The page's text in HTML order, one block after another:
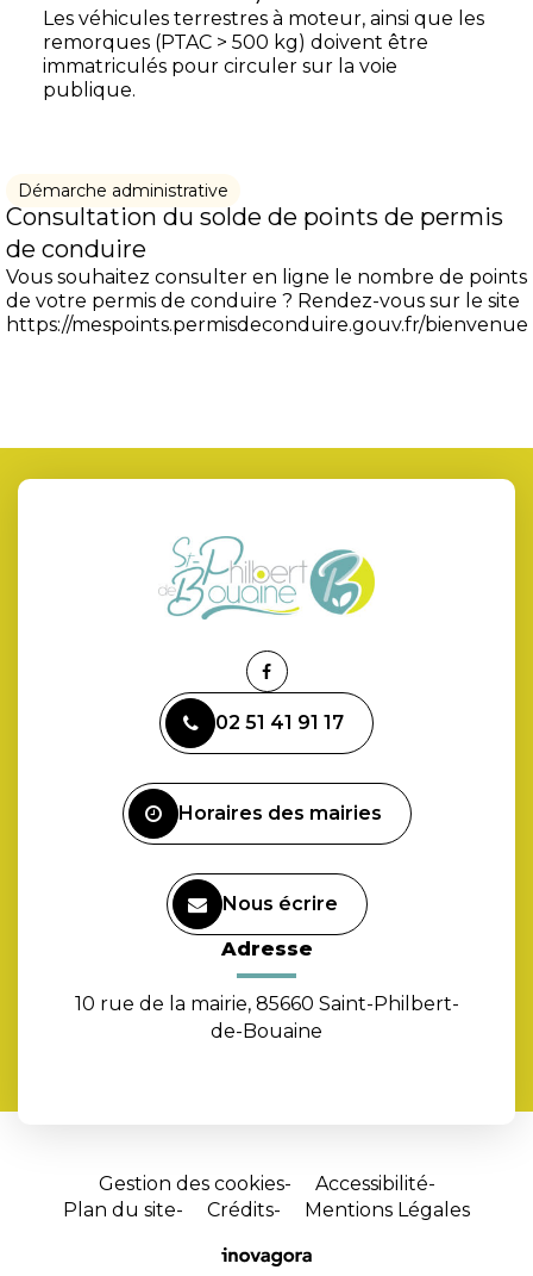
Les véhicules terrestres à moteur, ainsi que les
remorques (PTAC > 500 kg) doivent être
immatriculés pour circuler sur la voie
publique.
Démarche administrative
Consultation du solde de points de permis
de conduire
Vous souhaitez consulter en ligne le nombre de points
de votre permis de conduire ? Rendez-vous sur le site
https://mespoints.permisdeconduire.gouv.fr/bienvenue
Lien
le
compte
02 51 41 91 17
Horaires des mairies
Nous écrire
Adresse
10 rue de la mairie, 85660 Saint-Philbert-
de-Bouaine
Gestion des cookies
Accessibilité
Plan du site
Crédits
Mentions Légales
Site